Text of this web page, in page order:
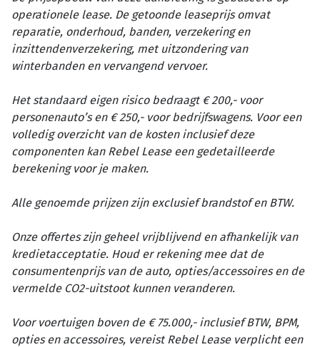
operationele lease. De getoonde leaseprijs omvat
reparatie, onderhoud, banden, verzekering en
inzittendenverzekering, met uitzondering van
winterbanden en vervangend vervoer.
Het standaard eigen risico bedraagt € 200,- voor
personenauto’s en € 250,- voor bedrijfswagens. Voor een
volledig overzicht van de kosten inclusief deze
componenten kan Rebel Lease een gedetailleerde
berekening voor je maken.
Alle genoemde prijzen zijn exclusief brandstof en BTW.
Onze offertes zijn geheel vrijblijvend en afhankelijk van
kredietacceptatie. Houd er rekening mee dat de
consumentenprijs van de auto, opties/accessoires en de
vermelde CO2-uitstoot kunnen veranderen.
Voor voertuigen boven de € 75.000,- inclusief BTW, BPM,
opties en accessoires, vereist Rebel Lease verplicht een